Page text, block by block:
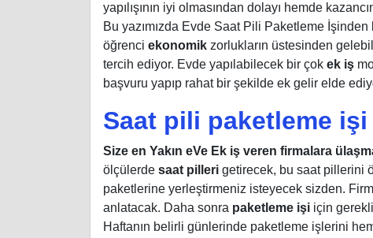
yapılışının iyi olmasından dolayı hemde
Bu yazımızda Evde Saat Pili Paketleme
öğrenci ekonomik zorlukların üstesinden
tercih ediyor. Evde yapılabilecek bir çok ek iş
başvuru yapıp rahat bir şekilde ek gelir elde
Saat pili paketleme işi
Size en Yakın eVe Ek iş veren firmalara
ölçülerde saat pilleri getirecek, bu saat pillerini
paketlerine yerleştirmeniz isteyecek sizden.
anlatacak. Daha sonra paketleme işi için
Haftanın belirli günlerinde paketleme işlerini